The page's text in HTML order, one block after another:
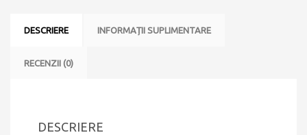
cu
scurgere
DESCRIERE INFORMAȚII SUPLIMENTARE
RECENZII (0)
DESCRIERE